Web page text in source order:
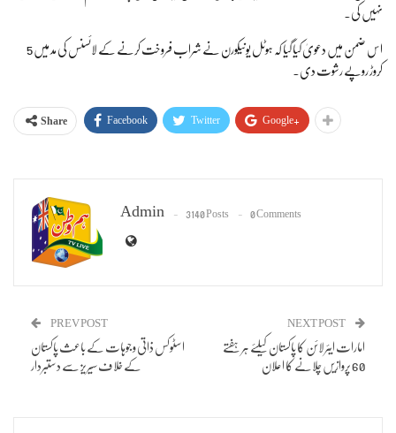
نہیں کی۔
اس ضمن میں دعویٰ کیا گیا کہ ہوٹل یونیکورن نے شراب فروخت کرنے کے لائسنس کی مد میں 5
کروڑ روپے رشوت دی۔
Share Facebook Twitter Google+
Admin 3140 Posts 0 Comments
PREV POST
اسٹوکس ذاتی وجوہات کے باعث پاکستان
کے خلاف سیریز سے دستبردار
NEXT POST
امارات ایئرلائن کا پاکستان کیلئے ہر ہفتے
60 پروازیں چلانے کا اعلان